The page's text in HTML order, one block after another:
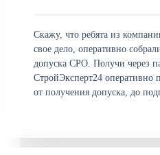
Скажу, что ребята из
свое дело, оперативно
допуска СРО. Получи через
СтройЭксперт24 оперативно
от получения допуска, до